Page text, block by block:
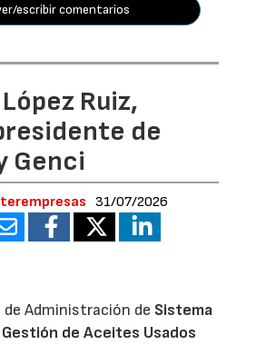
escribir comentarios
Ruiz,
de
Genci
31/07/2026
de Administración de Sistema
de Aceites Usados